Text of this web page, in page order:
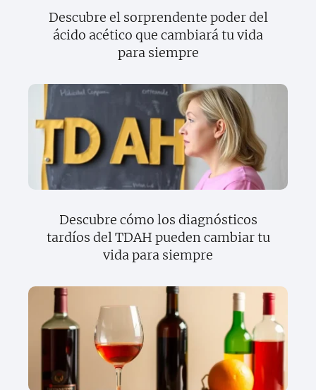
Descubre el sorprendente poder del
ácido acético que cambiará tu vida
para siempre
Descubre cómo los diagnósticos
tardíos del TDAH pueden cambiar tu
vida para siempre